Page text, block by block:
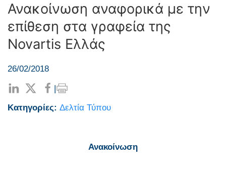
Ανακοίνωση αναφορικά με την
επίθεση στα γραφεία της
Novartis Ελλάς
26/02/2018
|
Κατηγορίες: Δελτία Τύπου
Ανακοίνωση